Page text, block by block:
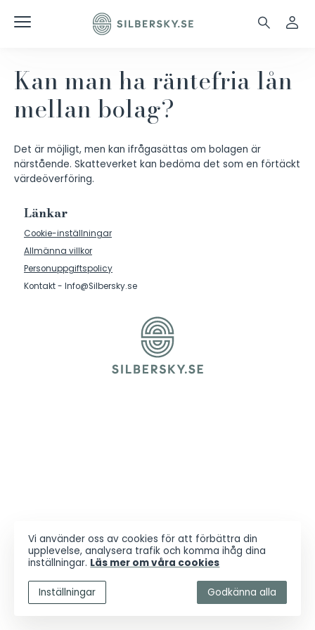
Kan man ha räntefria lån
mellan bolag?
Det är möjligt, men kan ifrågasättas om bolagen är
närstående. Skatteverket kan bedöma det som en förtäckt
värdeöverföring.
Länkar
Cookie-inställningar
Allmänna villkor
Personuppgiftspolicy
Kontakt - Info@Silbersky.se
Vi använder oss av cookies för att förbättra din
upplevelse, analysera trafik och komma ihåg dina
inställningar. Läs mer om våra cookies
Inställningar Godkänna alla